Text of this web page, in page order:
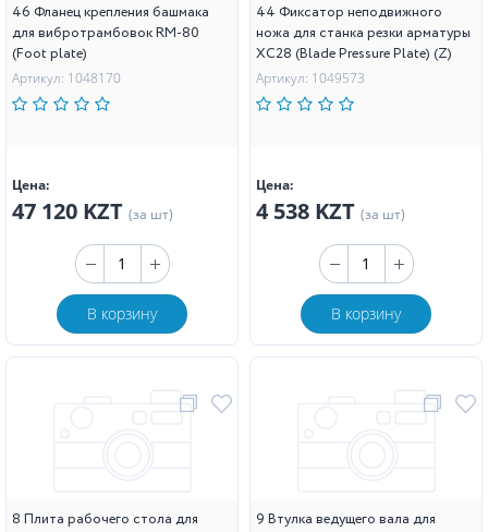
46 Фланец крепления башмака
для вибротрамбовок RM-80
(Foot plate)
Артикул: 1048170
Цена:
47 120 KZT (за шт)
В корзину
44 Фиксатор неподвижного
ножа для станка резки арматуры
XC28 (Blade Pressure Plate) (Z)
Артикул: 1049573
Цена:
4 538 KZT (за шт)
В корзину
8 Плита рабочего стола для
9 Втулка ведущего вала для